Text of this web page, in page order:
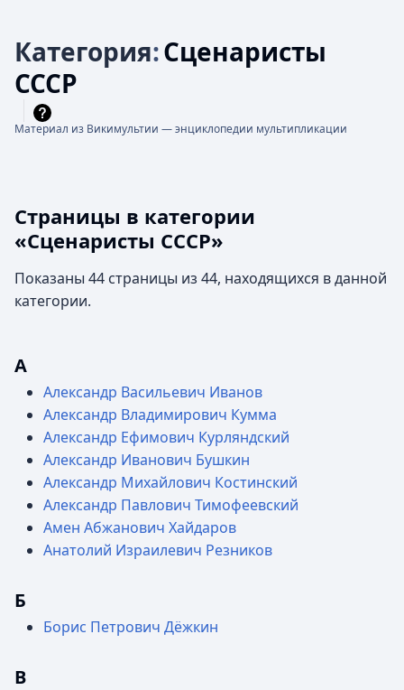
Категория:Сценаристы
СССР
Материал из Викимультии — энциклопедии мультипликации
Страницы в категории
«Сценаристы СССР»
Показаны 44 страницы из 44, находящихся в данной
категории.
А
Александр Васильевич Иванов
Александр Владимирович Кумма
Александр Ефимович Курляндский
Александр Иванович Бушкин
Александр Михайлович Костинский
Александр Павлович Тимофеевский
Амен Абжанович Хайдаров
Анатолий Израилевич Резников
Б
Борис Петрович Дёжкин
В